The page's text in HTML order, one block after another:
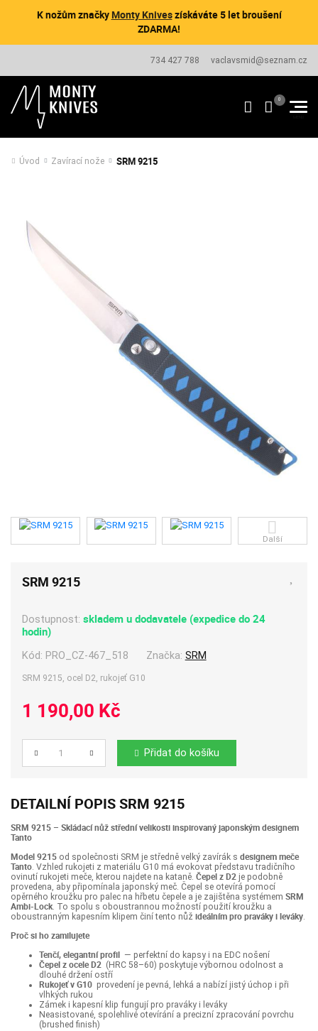
K nožům značkyMonty Kniveszískáváte 5 let broušení
ZDARMA!
734 427 788 vaclavsmid@seznam.cz
Úvod Zavírací nože SRM 9215
Další
SRM 9215
Dostupnost:skladem u dodavatele (expedice do 24
hodin)
Kód: PRO_CZ-467_518 Značka: SRM
SRM 9215, ocel D2, rukojeť G10
1 190,00 Kč
Počet Přidat do košíku
DETAILNÍ POPIS SRM 9215
SRM 9215 – Skládací nůž střední velikosti inspirovaný japonským designem
Tanto
Model 9215 od společnosti SRM je středně velký zavírák s designem meče
Tanto. Vzhled rukojeti z materiálu G10 má evokovat představu tradičního
ovinutí rukojeti meče, kterou najdete na kataně. Čepel z D2 je podobně
provedena, aby připomínala japonský meč. Čepel se otevírá pomocí
opěrného kroužku pro palec na hřbetu čepele a je zajištěna systémem SRM
Ambi-Lock. To spolu s oboustrannou možností použití kroužku a
oboustranným kapesním klipem činí tento nůž ideálním pro praváky i leváky.
Proč si ho zamilujete
Tenčí, elegantní profil — perfektní do kapsy i na EDC nošení
Čepel z ocele D2 (HRC 58–60) poskytuje výbornou odolnost a
dlouhé držení ostří
Rukojeť v G10 provedení je pevná, lehká a nabízí jistý úchop i při
vlhkých rukou
Zámek i kapesní klip fungují pro praváky i leváky
Neasistované, spolehlivé otevírání a precizní zpracování povrchu
(brushed finish)